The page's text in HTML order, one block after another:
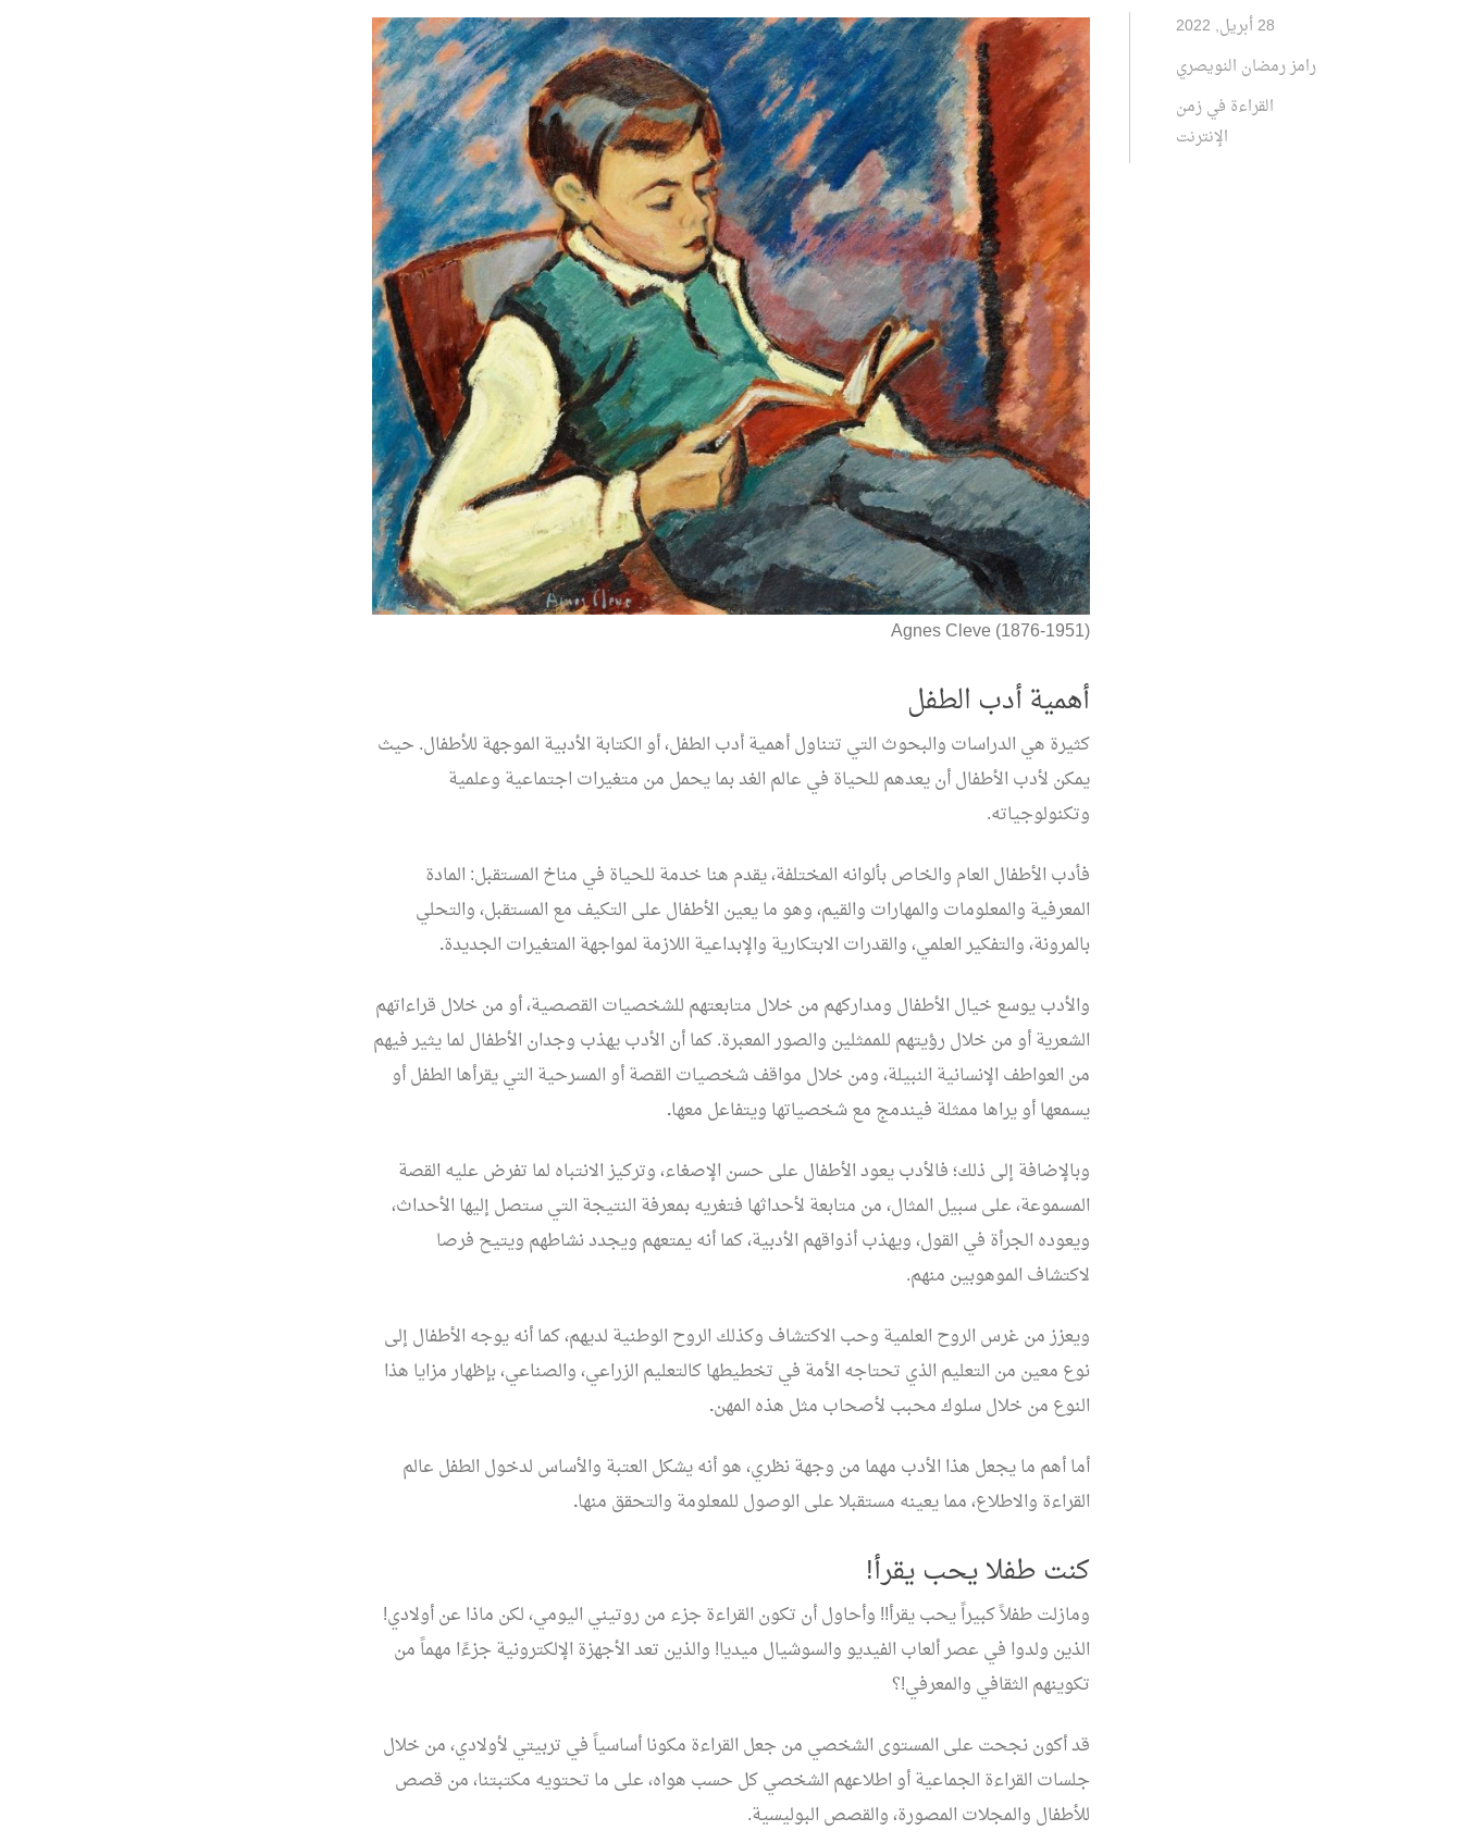
28 أبريل, 2022
رامز رمضان النويصري
القراءة في زمن
الإنترنت
Agnes Cleve (1876-1951)
أهمية أدب الطفل
كثيرة هي الدراسات والبحوث التي تتناول أهمية أدب الطفل، أو الكتابة الأدبية الموجهة للأطفال. حيث
يمكن لأدب الأطفال أن يعدهم للحياة في عالم الغد بما يحمل من متغيرات اجتماعية وعلمية
وتكنولوجياته.
فأدب الأطفال العام والخاص بألوانه المختلفة، يقدم هنا خدمة للحياة في مناخ المستقبل: المادة
المعرفية والمعلومات والمهارات والقيم، وهو ما يعين الأطفال على التكيف مع المستقبل، والتحلي
بالمرونة، والتفكير العلمي، والقدرات الابتكارية والإبداعية اللازمة لمواجهة المتغيرات الجديدة.
والأدب يوسع خيال الأطفال ومداركهم من خلال متابعتهم للشخصيات القصصية، أو من خلال قراءاتهم
الشعرية أو من خلال رؤيتهم للممثلين والصور المعبرة. كما أن الأدب يهذب وجدان الأطفال لما يثير فيهم
من العواطف الإنسانية النبيلة، ومن خلال مواقف شخصيات القصة أو المسرحية التي يقرأها الطفل أو
يسمعها أو يراها ممثلة فيندمج مع شخصياتها ويتفاعل معها.
وبالإضافة إلى ذلك؛ فالأدب يعود الأطفال على حسن الإصغاء، وتركيز الانتباه لما تفرض عليه القصة
المسموعة، على سبيل المثال، من متابعة لأحداثها فتغريه بمعرفة النتيجة التي ستصل إليها الأحداث،
ويعوده الجرأة في القول، ويهذب أذواقهم الأدبية، كما أنه يمتعهم ويجدد نشاطهم ويتيح فرصا
لاكتشاف الموهوبين منهم.
ويعزز من غرس الروح العلمية وحب الاكتشاف وكذلك الروح الوطنية لديهم، كما أنه يوجه الأطفال إلى
نوع معين من التعليم الذي تحتاجه الأمة في تخطيطها كالتعليم الزراعي، والصناعي، بإظهار مزايا هذا
النوع من خلال سلوك محبب لأصحاب مثل هذه المهن.
أما أهم ما يجعل هذا الأدب مهما من وجهة نظري، هو أنه يشكل العتبة والأساس لدخول الطفل عالم
القراءة والاطلاع، مما يعينه مستقبلا على الوصول للمعلومة والتحقق منها.
كنت طفلا يحب يقرأ!
ومازلت طفلاً كبيراً يحب يقرأ!! وأحاول أن تكون القراءة جزء من روتيني اليومي، لكن ماذا عن أولادي!
الذين ولدوا في عصر ألعاب الفيديو والسوشيال ميديا! والذين تعد الأجهزة الإلكترونية جزءًا مهماً من
تكوينهم الثقافي والمعرفي!؟
قد أكون نجحت على المستوى الشخصي من جعل القراءة مكونا أساسياً في تربيتي لأولادي، من خلال
جلسات القراءة الجماعية أو اطلاعهم الشخصي كل حسب هواه، على ما تحتويه مكتبتنا، من قصص
للأطفال والمجلات المصورة، والقصص البوليسية.